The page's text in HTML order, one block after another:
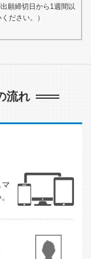
願締切日から1週間以
ださい。）
流れ